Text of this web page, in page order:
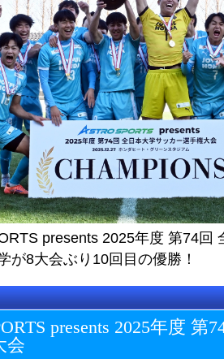
presents 2025年度 第74回
が8大会ぶり10回目の優勝！
presents 2025年度
会